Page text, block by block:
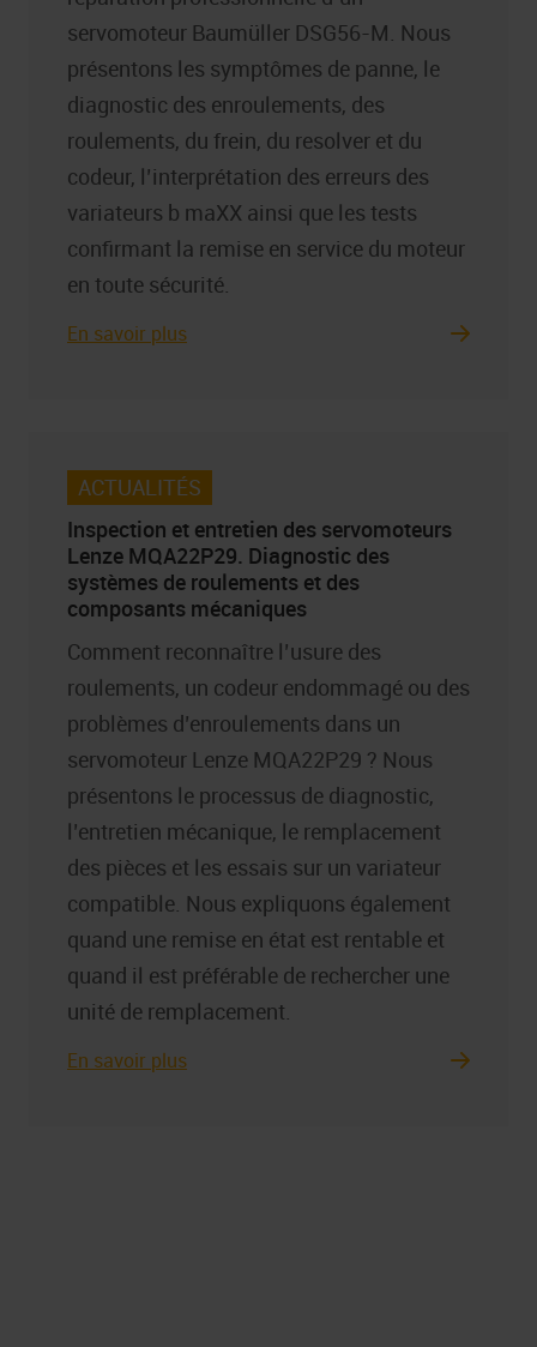
servomoteur Baumüller DSG56-M. Nous
présentons les symptômes de panne, le
diagnostic des enroulements, des
roulements, du frein, du resolver et du
codeur, l’interprétation des erreurs des
variateurs b maXX ainsi que les tests
confirmant la remise en service du moteur
en toute sécurité.
En savoir plus
ACTUALITÉS
Inspection et entretien des servomoteurs
Lenze MQA22P29. Diagnostic des
systèmes de roulements et des
composants mécaniques
Comment reconnaître l’usure des
roulements, un codeur endommagé ou des
problèmes d’enroulements dans un
servomoteur Lenze MQA22P29 ? Nous
présentons le processus de diagnostic,
l’entretien mécanique, le remplacement
des pièces et les essais sur un variateur
compatible. Nous expliquons également
quand une remise en état est rentable et
quand il est préférable de rechercher une
unité de remplacement.
En savoir plus